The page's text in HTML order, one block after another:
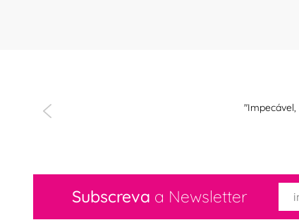
muito bem
Subscreva a Newsletter